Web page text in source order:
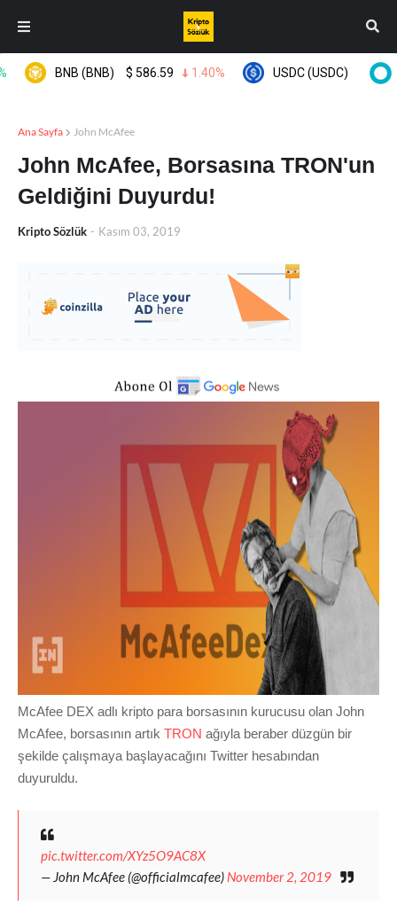
BNB (BNB) $ 586.59 1.40% USDC (USDC) $
Ana Sayfa John McAfee
John McAfee, Borsasına TRON'un
Geldiğini Duyurdu!
Kripto Sözlük - Kasım 03, 2019
McAfee DEX adlı kripto para borsasının kurucusu olan John
McAfee, borsasının artık TRON ağıyla beraber düzgün bir
şekilde çalışmaya başlayacağını Twitter hesabından
duyuruldu.
pic.twitter.com/XYz5O9AC8X
— John McAfee (@officialmcafee) November 2, 2019